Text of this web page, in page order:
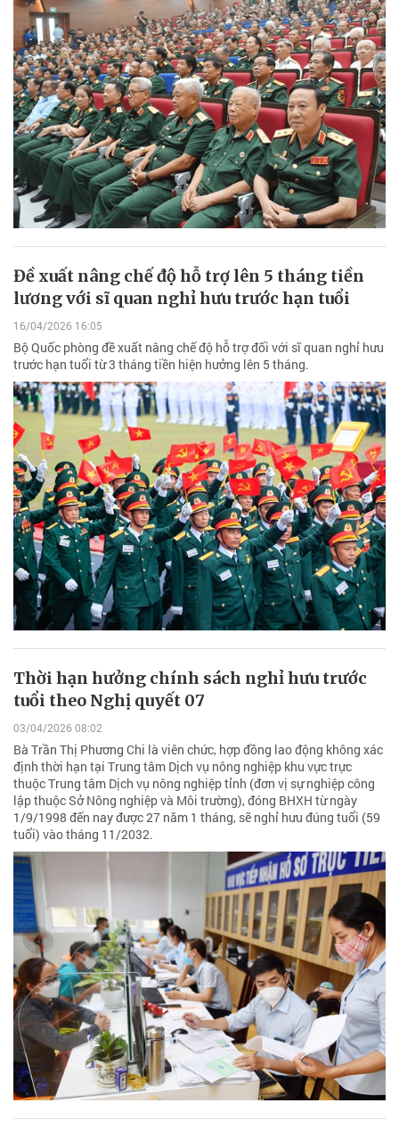
Đề xuất nâng chế độ hỗ trợ lên 5 tháng tiền
lương với sĩ quan nghỉ hưu trước hạn tuổi
16/04/2026 16:05
Bộ Quốc phòng đề xuất nâng chế độ hỗ trợ đối với sĩ quan nghỉ hưu
trước hạn tuổi từ 3 tháng tiền hiện hưởng lên 5 tháng.
Thời hạn hưởng chính sách nghỉ hưu trước
tuổi theo Nghị quyết 07
03/04/2026 08:02
Bà Trần Thị Phương Chi là viên chức, hợp đồng lao động không xác
định thời hạn tại Trung tâm Dịch vụ nông nghiệp khu vực trực
thuộc Trung tâm Dịch vụ nông nghiệp tỉnh (đơn vị sự nghiệp công
lập thuộc Sở Nông nghiệp và Môi trường), đóng BHXH từ ngày
1/9/1998 đến nay được 27 năm 1 tháng, sẽ nghỉ hưu đúng tuổi (59
tuổi) vào tháng 11/2032.